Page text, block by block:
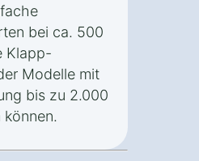
bei ca. 500
Klapp-
Modelle mit
bis zu 2.000